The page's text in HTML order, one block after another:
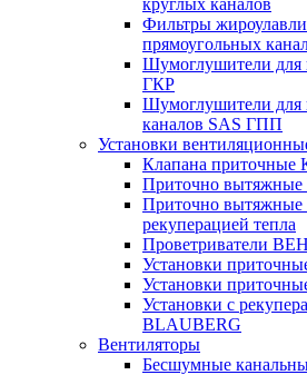
круглых каналов
Фильтры
прямоугольных
Шумоглушители для
ГКР
Шумоглушители для
каналов SAS ГПП
Установки
Клапана
Приточно вытяжные
Приточно
рекуперацией тепла
Проветриватели
Установки
Установки
Установки с
BLAUBERG
Вентиляторы
Бесшумные